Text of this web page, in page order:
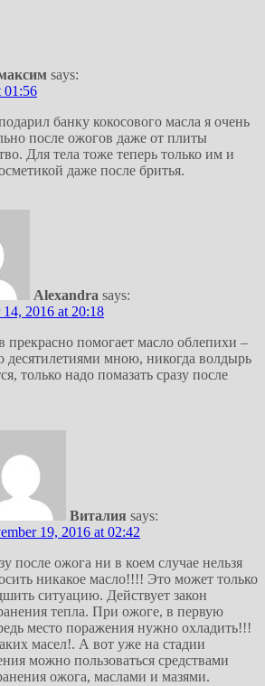
says:
01:56
банку кокосового масла я очень
после ожогов даже от плиты
Для тела тоже теперь только им и
даже после бритья.
Alexandra says:
14, 2016 at 20:18
прекрасно помогает масло облепихи –
десятилетиями мною, никогда волдырь
только надо помазать сразу после
Виталия says:
19, 2016 at 02:42
после ожога ни в коем случае нельзя
никакое масло!!!! Это может только
ситуацию. Действует закон
тепла. При ожоге, в первую
место поражения нужно охладить!!!
масел!. А вот уже на стадии
можно пользоваться средствами
ожога, маслами и мазями.